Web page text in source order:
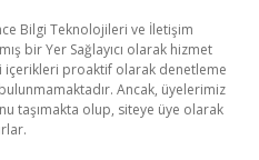
Bilgi Teknolojileri ve İletişim
bir Yer Sağlayıcı olarak hizmet
içerikleri proaktif olarak denetleme
Ancak, üyelerimiz
taşımakta olup, siteye üye olarak